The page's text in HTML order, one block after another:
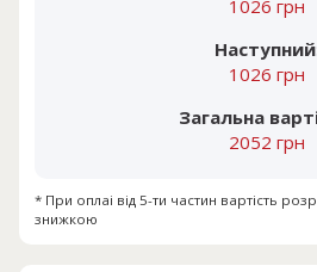
1026 грн
1026 грн
Загальна
2052 грн
* При оплаі від 5-ти частин вартість
знижкою